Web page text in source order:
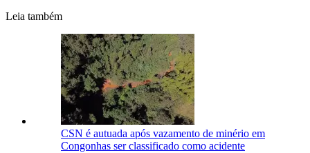
Leia também
CSN é autuada após vazamento de minério em
Congonhas ser classificado como acidente